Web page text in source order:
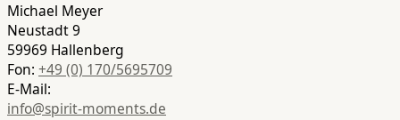
Michael Meyer
Neustadt 9
59969 Hallenberg
Fon: +49 (0) 170/5695709
E-Mail:
info@spirit-moments.de